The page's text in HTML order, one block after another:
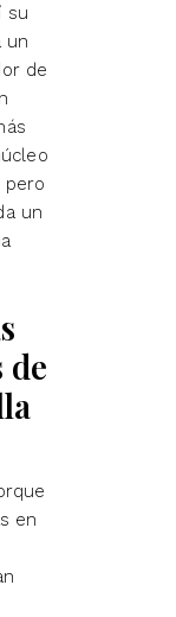
su
un
de
pero
un
de
en